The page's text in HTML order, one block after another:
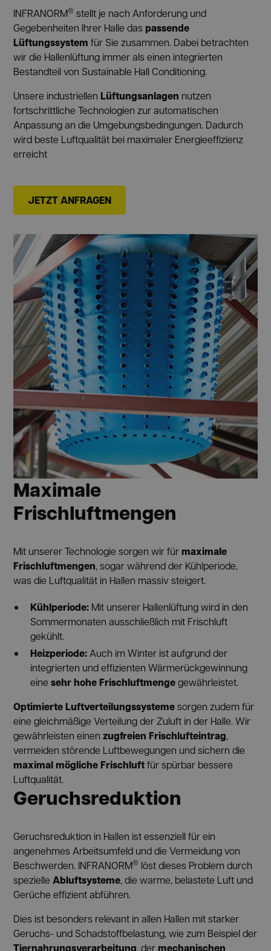
INFRANORM® stellt je nach Anforderung und
Gegebenheiten Ihrer Halle daspassende
Lüftungssystem für Sie zusammen. Dabei betrachten
wir die Hallenlüftung immer als einen integrierten
Bestandteil von Sustainable Hall Conditioning.
Unsere industriellenLüftungsanlagen nutzen
fortschrittliche Technologien zur automatischen
Anpassung an die Umgebungsbedingungen. Dadurch
wird beste Luftqualität bei maximaler Energieeffizienz
erreicht
JETZT ANFRAGEN
Maximale
Frischluftmengen
Mit unserer Technologie sorgen wir fürmaximale
Frischluftmengen, sogar während der Kühlperiode,
was die Luftqualität in Hallen massiv steigert.
Kühlperiode: Mit unserer Hallenlüftung wird in den
Sommermonaten ausschließlich mit Frischluft
gekühlt.
Heizperiode:Auch im Winter ist aufgrund der
integrierten und effizienten Wärmerückgewinnung
einesehr hohe Frischluftmengegewährleistet.
Optimierte Luftverteilungssystemesorgen zudem für
eine gleichmäßige Verteilung der Zuluft in der Halle. Wir
gewährleisten einenzugfreien Frischlufteintrag,
vermeiden störende Luftbewegungen und sichern die
maximal mögliche Frischluftfür spürbar bessere
Luftqualität.
Geruchsreduktion
Geruchsreduktion in Hallen ist essenziell für ein
angenehmes Arbeitsumfeld und die Vermeidung von
Beschwerden. INFRANORM® löst dieses Problem durch
spezielleAbluftsysteme, die warme, belastete Luft und
Gerüche effizient abführen.
Dies ist besonders relevant in allen Hallen mit starker
Geruchs- und Schadstoffbelastung, wie zum Beispiel der
, der